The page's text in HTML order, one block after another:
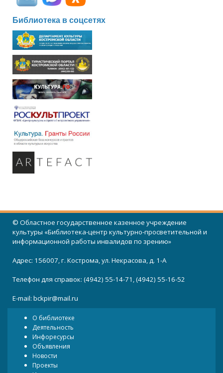
Библиотека в соцсетях
© Областное государственное казенное учреждение
культуры «Библиотека-центр культурно-просветительной и
информационной работы инвалидов по зрению»
Адрес: 156007, г. Кострома, ул. Некрасова, д. 1-А
Телефон для справок: (4942) 55-14-71, (4942) 55-16-52
E-mail: bckpir@mail.ru
О библиотеке
Деятельность
Инфоресурсы
Объявления
Новости
Проекты